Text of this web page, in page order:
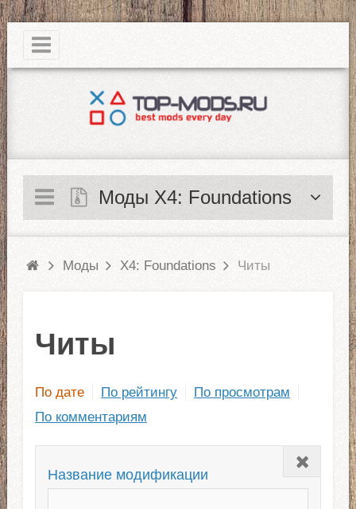
|
Моды X4: Foundations
Моды X4: Foundations Читы
Читы
По дате По рейтингу
По просмотрам
По комментариям
Закрыть
Название модификации